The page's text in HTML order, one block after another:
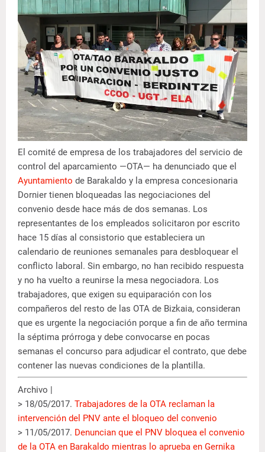
El comité de empresa de los trabajadores del servicio de
control del aparcamiento —OTA— ha denunciado que el
Ayuntamiento de Barakaldo y la empresa concesionaria
Dornier tienen bloqueadas las negociaciones del
convenio desde hace más de dos semanas. Los
representantes de los empleados solicitaron por escrito
hace 15 días al consistorio que estableciera un
calendario de reuniones semanales para desbloquear el
conflicto laboral. Sin embargo, no han recibido respuesta
y no ha vuelto a reunirse la mesa negociadora. Los
trabajadores, que exigen su equiparación con los
compañeros del resto de las OTA de Bizkaia, consideran
que es urgente la negociación porque a fin de año termina
la séptima prórroga y debe convocarse en pocas
semanas el concurso para adjudicar el contrato, que debe
contener las nuevas condiciones de la plantilla.
Archivo |
> 18/05/2017. Trabajadores de la OTA reclaman la
intervención del PNV ante el bloqueo del convenio
> 11/05/2017. Denuncian que el PNV bloquea el convenio
de la OTA en Barakaldo mientras lo aprueba en Gernika